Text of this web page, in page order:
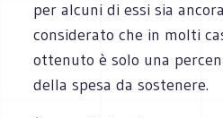
per alcuni di essi sia
considerato che in molti
ottenuto è solo una
della spesa da sostenere.